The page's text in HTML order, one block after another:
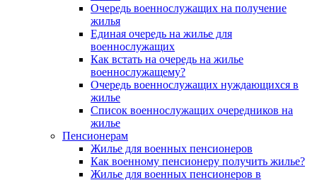
Очередь военнослужащих на получение
жилья
Единая очередь на жилье для
военнослужащих
Как встать на очередь на жилье
военнослужащему?
Очередь военнослужащих нуждающихся в
жилье
Список военнослужащих очередников на
жилье
Пенсионерам
Жилье для военных пенсионеров
Как военному пенсионеру получить жилье?
Жилье для военных пенсионеров в